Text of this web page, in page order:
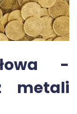
-
metali